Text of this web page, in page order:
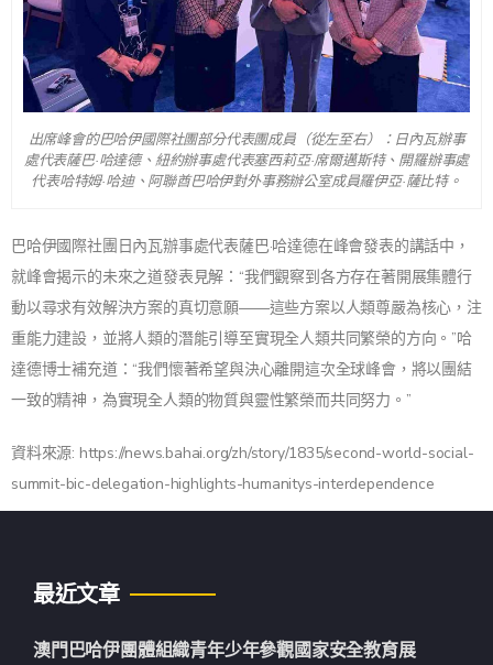
出席峰會的巴哈伊國際社團部分代表團成員（從左至右）：日內瓦辦事
處代表薩巴·哈達德、紐約辦事處代表塞西莉亞·席爾邁斯特、開羅辦事處
代表哈特姆·哈迪、阿聯酋巴哈伊對外事務辦公室成員羅伊亞·薩比特。
巴哈伊國際社團日內瓦辦事處代表薩巴·哈達德在峰會發表的講話中，
就峰會揭示的未來之道發表見解：“我們觀察到各方存在著開展集體行
動以尋求有效解決方案的真切意願——這些方案以人類尊嚴為核心，注
重能力建設，並將人類的潛能引導至實現全人類共同繁榮的方向。”哈
達德博士補充道：“我們懷著希望與決心離開這次全球峰會，將以團結
一致的精神，為實現全人類的物質與靈性繁榮而共同努力。”
資料來源: https://news.bahai.org/zh/story/1835/second-world-social-
summit-bic-delegation-highlights-humanitys-interdependence
最近文章
澳門巴哈伊團體組織青年少年參觀國家安全教育展